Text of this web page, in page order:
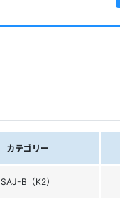
カテゴリー
SAJ-B（K2）